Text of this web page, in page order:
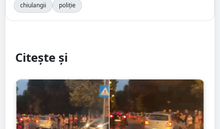
chiulangii poliție
Citește și